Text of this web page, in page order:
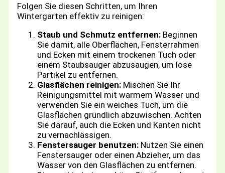
Folgen Sie diesen Schritten, um Ihren
Wintergarten effektiv zu reinigen:
Staub und Schmutz entfernen: Beginnen
Sie damit, alle Oberflächen, Fensterrahmen
und Ecken mit einem trockenen Tuch oder
einem Staubsauger abzusaugen, um lose
Partikel zu entfernen.
Glasflächen reinigen: Mischen Sie Ihr
Reinigungsmittel mit warmem Wasser und
verwenden Sie ein weiches Tuch, um die
Glasflächen gründlich abzuwischen. Achten
Sie darauf, auch die Ecken und Kanten nicht
zu vernachlässigen.
Fenstersauger benutzen: Nutzen Sie einen
Fenstersauger oder einen Abzieher, um das
Wasser von den Glasflächen zu entfernen.